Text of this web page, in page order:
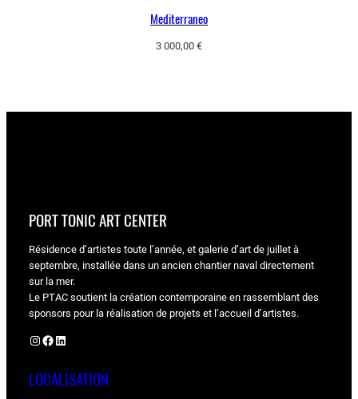
Mediterraneo
3 000,00 €
PORT TONIC ART CENTER
Résidence d’artistes toute l’année, et galerie d’art de juillet à
septembre, installée dans un ancien chantier naval directement
sur la mer.
Le PTAC soutient la création contemporaine en rassemblant des
sponsors pour la réalisation de projets et l’accueil d’artistes.
Instagram Facebook LinkedIn
LOCALISATION